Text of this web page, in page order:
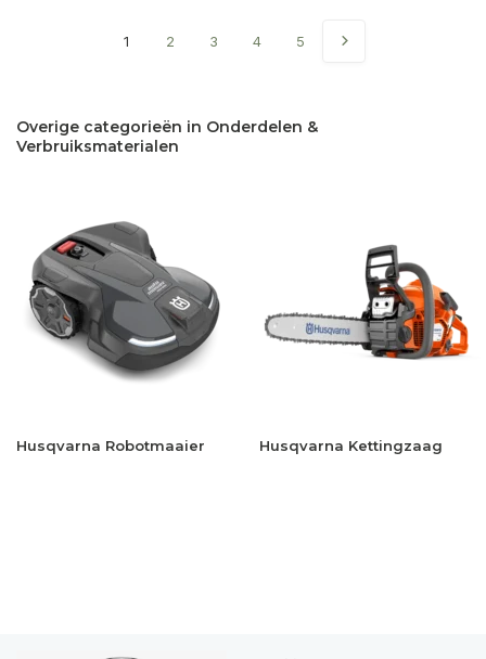
1 2 3 4 5
Overige categorieën in Onderdelen &
Verbruiksmaterialen
Husqvarna Robotmaaier Husqvarna Kettingzaag